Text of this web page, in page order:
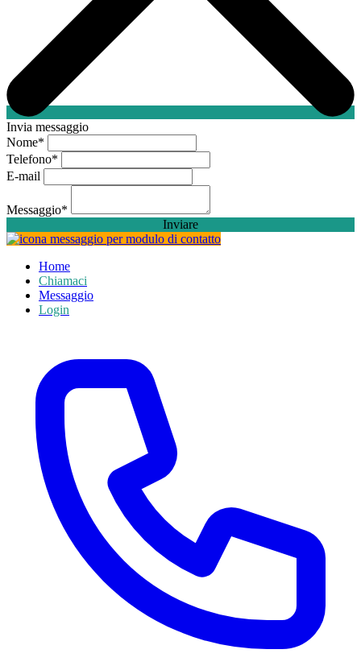
Invia messaggio
Nome*
Telefono*
E-mail
Messaggio*
Inviare
Home
Chiamaci
Messaggio
Login